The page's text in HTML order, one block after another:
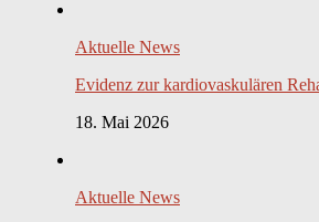
Aktuelle News
Evidenz zur kardiovaskulären
18. Mai 2026
Aktuelle News